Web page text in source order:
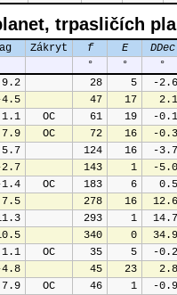
trpasličích
Zákryt f E DDec
°
°
°
  28
   5
-2.6
  47
  17
  2.1
  OC
  61
  19
-0.1
  OC
  72
  16
-0.3
124
  16
-3.7
143
   1
-5.0
  OC
183
   6
  0.5
278
  16
12.6
293
   1
14.7
340
   0
34.9
  OC
  35
   5
-0.2
  45
  23
  2.8
  OC
  46
   1
-0.9